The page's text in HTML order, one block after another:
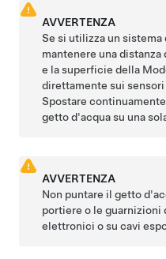
AVVERTENZA
Se si utilizza un sistema
mantenere una
e la superficie della
direttamente sui
Spostare
getto d'acqua su una
AVVERTENZA
Non puntare il getto
portiere o le guarnizioni
elettronici o su cavi